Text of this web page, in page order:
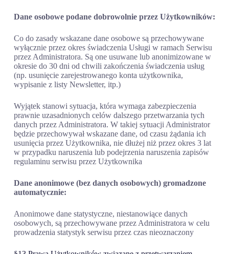
Dane osobowe podane dobrowolnie przez Użytkowników:
Co do zasady wskazane dane osobowe są przechowywane
wyłącznie przez okres świadczenia Usługi w ramach Serwisu
przez Administratora. Są one usuwane lub anonimizowane w
okresie do 30 dni od chwili zakończenia świadczenia usług
(np. usunięcie zarejestrowanego konta użytkownika,
wypisanie z listy Newsletter, itp.)
Wyjątek stanowi sytuacja, która wymaga zabezpieczenia
prawnie uzasadnionych celów dalszego przetwarzania tych
danych przez Administratora. W takiej sytuacji Administrator
będzie przechowywał wskazane dane, od czasu żądania ich
usunięcia przez Użytkownika, nie dłużej niż przez okres 3 lat
w przypadku naruszenia lub podejrzenia naruszenia zapisów
regulaminu serwisu przez Użytkownika
Dane anonimowe (bez danych osobowych) gromadzone
automatycznie:
Anonimowe dane statystyczne, niestanowiące danych
osobowych, są przechowywane przez Administratora w celu
prowadzenia statystyk serwisu przez czas nieoznaczony